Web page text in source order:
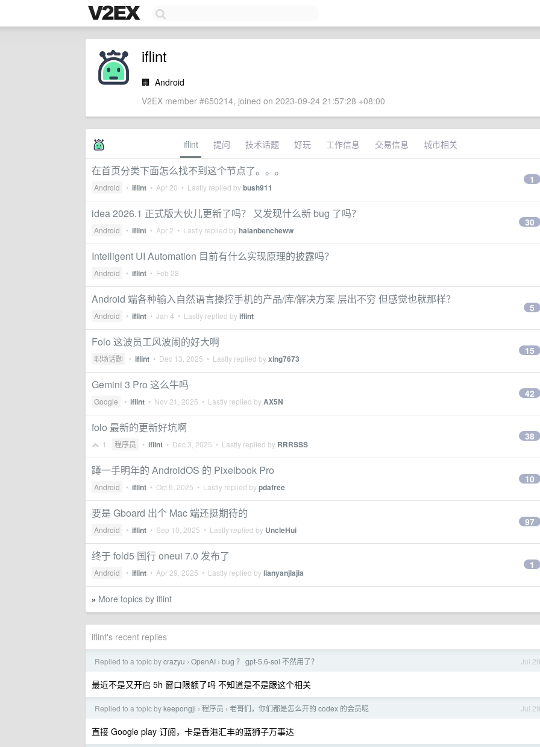
iflint
🏢 Android
V2EX member #650214, joined on 2023-09-24 21:57:28 +08:00
iflint 提问 技术话题 好玩 工作信息 交易信息 城市相关
在首页分类下面怎么找不到这个节点了。。。
Android • iflint • Apr 20 • Lastly replied bybush911
1
idea 2026.1 正式版大伙儿更新了吗？ 又发现什么新 bug 了吗？
Android • iflint • Apr 2 • Lastly replied byhaianbencheww
30
Intelligent UI Automation 目前有什么实现原理的披露吗？
Android • iflint • Feb 28
Android 端各种输入自然语言操控手机的产品/库/解决方案 层出不穷 但感觉也就那样？
Android • iflint • Jan 4 • Lastly replied byiflint
5
Folo 这波员工风波闹的好大啊
职场话题 • iflint • Dec 13, 2025 • Lastly replied byxing7673
15
Gemini 3 Pro 这么牛吗
Google • iflint • Nov 21, 2025 • Lastly replied byAX5N
42
folo 最新的更新好坑啊
1 程序员 • iflint • Dec 3, 2025 • Lastly replied by RRRSSS
38
蹲一手明年的 AndroidOS 的 Pixelbook Pro
Android • iflint • Oct 6, 2025 • Lastly replied bypdafree
10
要是 Gboard 出个 Mac 端还挺期待的
Android • iflint • Sep 10, 2025 • Lastly replied by UncleHui
97
终于 fold5 国行 oneui 7.0 发布了
Android • iflint • Apr 29, 2025 • Lastly replied bylianyanjiajia
1
» More topics by iflint
iflint's recent replies
Jul 29
Replied to a topic bycrazyu › OpenAI › bug ？ gpt-5.6-sol 不然用了？
最近不是又开启 5h 窗口限额了吗 不知道是不是跟这个相关
Jul 29
Replied to a topic bykeepongjl › 程序员 › 老哥们，你们都是怎么开的 codex 的会员呢
直接 Google play 订阅，卡是香港汇丰的蓝狮子万事达